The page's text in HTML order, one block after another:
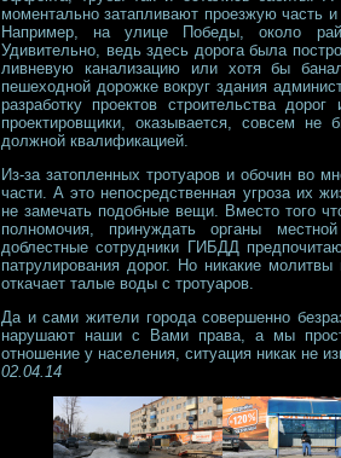
моментально затапливают проезжую часть
Например, на улице Победы, около
Удивительно, ведь здесь дорога была
ливневую канализацию или хотя бы
пешеходной дорожке вокруг здания
разработку проектов строительства
проектировщики, оказывается, совсем
должной квалификацией.
Из-за затопленных тротуаров и обочин во
части. А это непосредственная угроза их
не замечать подобные вещи. Вместо того
полномочия, принуждать органы
доблестные сотрудники ГИБДД
патрулирования дорог. Но никакие
откачает талые воды с тротуаров.
Да и сами жители города совершенно
нарушают наши с Вами права, а мы
отношение у населения, ситуация никак не
02.04.14